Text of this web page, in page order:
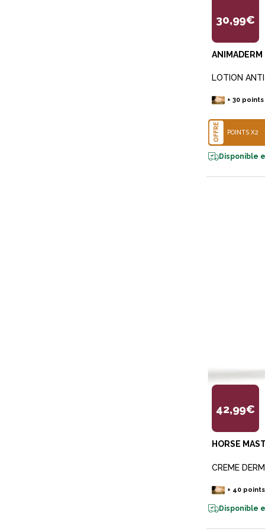
30,99€
ANIMADERM
LOTION
+30 points
OFFRE POINTS X2
Disponible
42,99€
HORSE
CREME
+ 40 points
Disponible